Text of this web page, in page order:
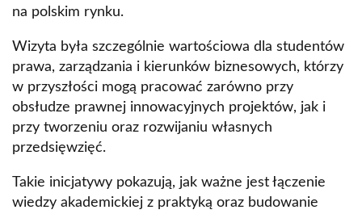
na polskim rynku.
Wizyta była szczególnie wartościowa dla studentów
prawa, zarządzania i kierunków biznesowych, którzy
w przyszłości mogą pracować zarówno przy
obsłudze prawnej innowacyjnych projektów, jak i
przy tworzeniu oraz rozwijaniu własnych
przedsięwzięć.
Takie inicjatywy pokazują, jak ważne jest łączenie
wiedzy akademickiej z praktyką oraz budowanie